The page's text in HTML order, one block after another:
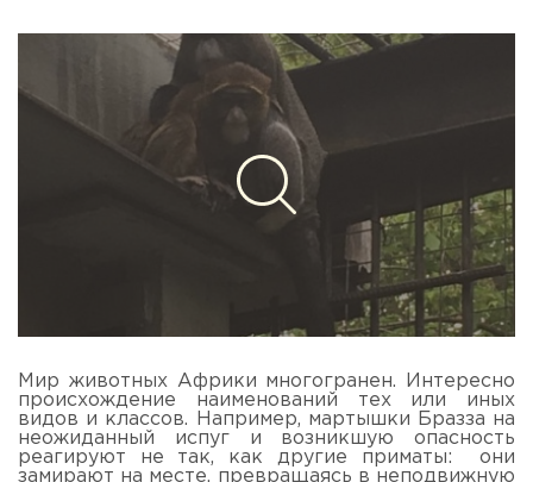
Мир животных Африки многогранен. Интересно
происхождение наименований тех или иных
видов и классов. Например, мартышки Бразза на
неожиданный испуг и возникшую опасность
реагируют не так, как другие приматы: они
замирают на месте, превращаясь в неподвижную